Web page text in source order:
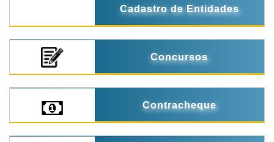
Cadastro de Entidades
Concursos
Contracheque